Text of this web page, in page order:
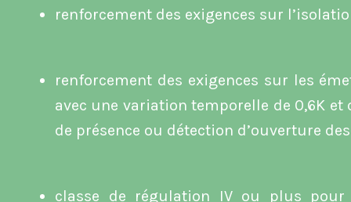
renforcement des exigences sur
renforcement des exigences sur les
avec une variation temporelle de 0,6K
de présence ou détection d’ouverture
classe de régulation IV ou plus